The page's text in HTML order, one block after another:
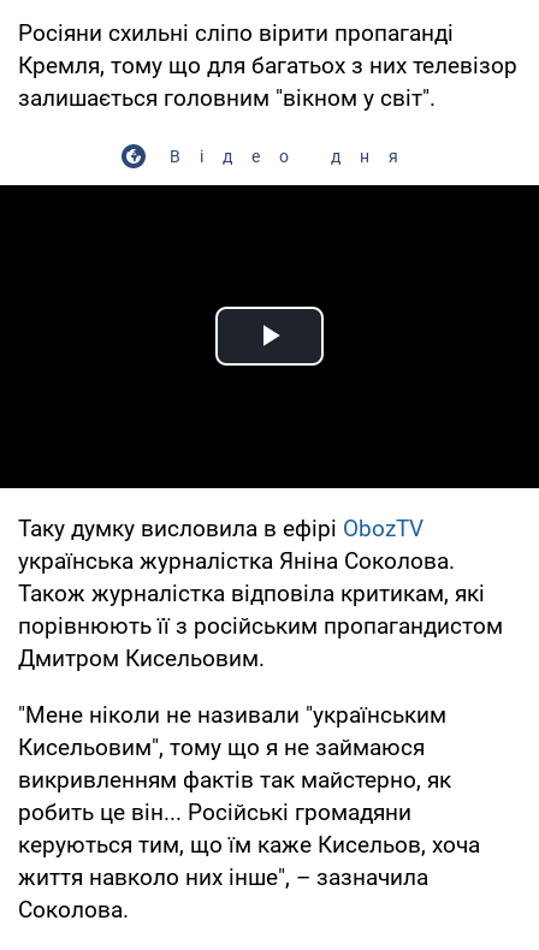
Росіяни схильні сліпо вірити пропаганді
Кремля, тому що для багатьох з них телевізор
залишається головним "вікном у світ".
Відео дня
Play Video
Таку думку висловила в ефірі ObozTV
українська журналістка Яніна Соколова.
Також журналістка відповіла критикам, які
порівнюють її з російським пропагандистом
Дмитром Кисельовим.
"Мене ніколи не називали "українським
Кисельовим", тому що я не займаюся
викривленням фактів так майстерно, як
робить це він... Російські громадяни
керуються тим, що їм каже Кисельов, хоча
життя навколо них інше", – зазначила
Соколова.